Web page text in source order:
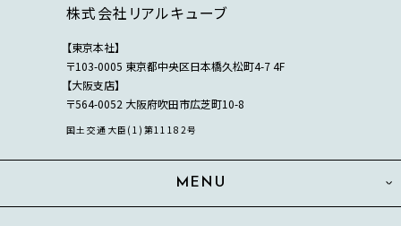
株式会社リアルキューブ
【東京本社】
〒103-0005 東京都中央区日本橋久松町4-7 4F
【大阪支店】
〒564-0052 大阪府吹田市広芝町10-8
国土交通大臣(1)第11182号
MENU